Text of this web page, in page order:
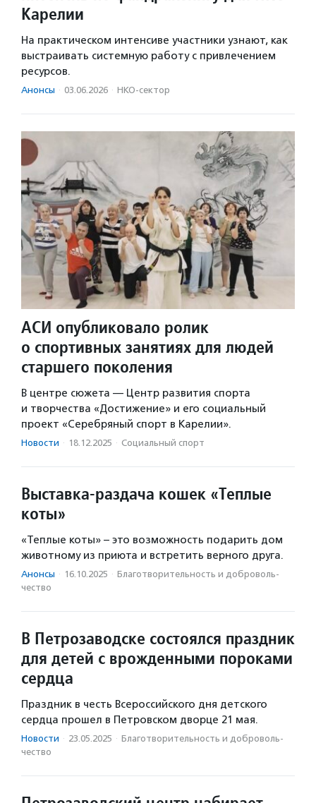
Карелии
На практическом интенсиве участники узнают, как
выстраивать системную работу с привлечением
ресурсов.
Анонсы · 03.06.2026 · НКО-сектор
АСИ опубликовало ролик
о спортивных занятиях для людей
старшего поколения
В центре сюжета — Центр развития спорта
и творчества «Достижение» и его социальный
проект «Серебряный спорт в Карелии».
Новости · 18.12.2025 · Социальный спорт
Выставка-раздача кошек «Теплые
коты»
«Теплые коты» – это возможность подарить дом
животному из приюта и встретить верного друга.
Анонсы · 16.10.2025 · Благотвори­тель­ность и доброволь­
чест­во
В Петрозаводске состоялся праздник
для детей с врожденными пороками
сердца
Праздник в честь Всероссийского дня детского
сердца прошел в Петровском дворце 21 мая.
Новости · 23.05.2025 · Благотвори­тель­ность и доброволь­
чест­во